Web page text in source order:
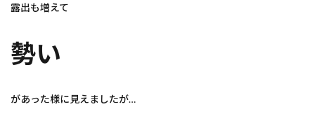
露出も増えて
勢い
があった様に見えましたが…